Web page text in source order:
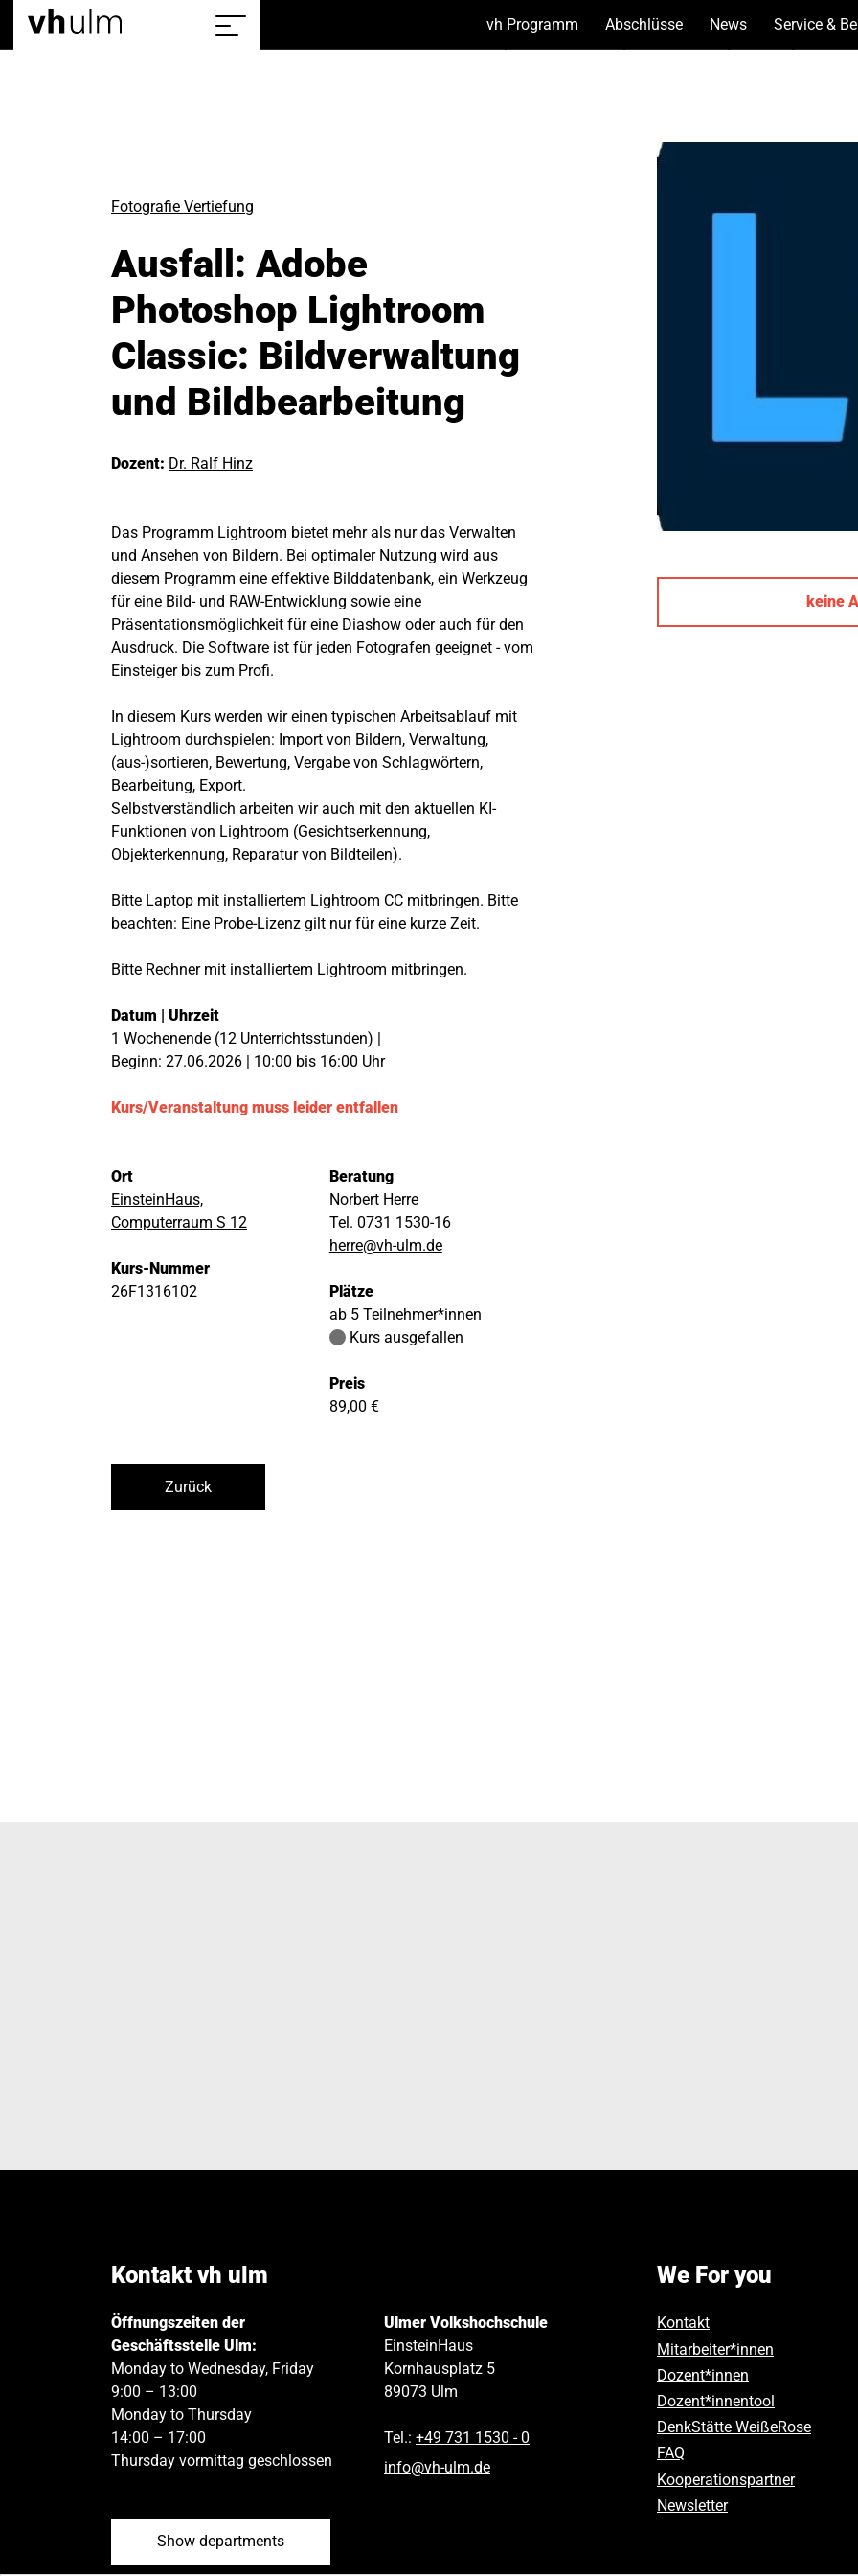
Show/hide
vh Programm (ShowAbschlüsse(ShowNews(ShowService &
Fotografie Vertiefung
Ausfall: Adobe
Photoshop Lightroom
Classic: Bildverwaltung
und Bildbearbeitung
Dozent: Dr. Ralf Hinz
Das Programm Lightroom bietet mehr als nur das Verwalten
und Ansehen von Bildern. Bei optimaler Nutzung wird aus
diesem Programm eine effektive Bilddatenbank, ein Werkzeug
für eine Bild- und RAW-Entwicklung sowie eine
Präsentationsmöglichkeit für eine Diashow oder auch für den
Ausdruck. Die Software ist für jeden Fotografen geeignet - vom
Einsteiger bis zum Profi.
In diesem Kurs werden wir einen typischen Arbeitsablauf mit
Lightroom durchspielen: Import von Bildern, Verwaltung,
(aus-)sortieren, Bewertung, Vergabe von Schlagwörtern,
Bearbeitung, Export.
Selbstverständlich arbeiten wir auch mit den aktuellen KI-
Funktionen von Lightroom (Gesichtserkennung,
Objekterkennung, Reparatur von Bildteilen).
Bitte Laptop mit installiertem Lightroom CC mitbringen. Bitte
beachten: Eine Probe-Lizenz gilt nur für eine kurze Zeit.
Bitte Rechner mit installiertem Lightroom mitbringen.
Datum | Uhrzeit
1 Wochenende (12 Unterrichtsstunden) |
Beginn: 27.06.2026 | 10:00 bis 16:00 Uhr
Kurs/Veranstaltung muss leider entfallen
Ort
EinsteinHaus,
Computerraum S 12
Kurs-Nummer
26F1316102
Beratung
Norbert Herre
Tel. 0731 1530-16
herre@vh-ulm.de
Plätze
ab 5 Teilnehmer*innen
Kurs ausgefallen
Preis
89,00 €
Zurück
keine
Kontakt vh ulm
Öffnungszeiten der
Geschäftsstelle Ulm:
Monday to Wednesday, Friday
9:00 – 13:00
Monday to Thursday
14:00 – 17:00
Thursday vormittag geschlossen
Show departments
Ulmer Volkshochschule
EinsteinHaus
Kornhausplatz 5
89073 Ulm
Tel.: +49 731 1530 ‑ 0
info@vh-ulm.de
We For you
Kontakt
Mitarbeiter*innen
Dozent*innen
Dozent*innentool
DenkStätte WeißeRose
FAQ
Kooperationspartner
Newsletter